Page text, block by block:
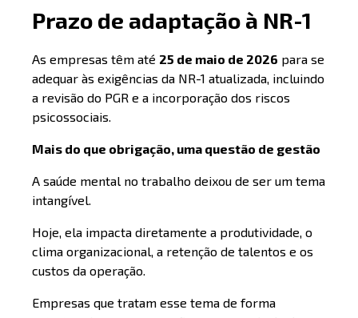
Prazo de adaptação à NR-1
As empresas têm até 25 de maio de 2026 para se
adequar às exigências da NR-1 atualizada, incluindo
a revisão do PGR e a incorporação dos riscos
psicossociais.
Mais do que obrigação, uma questão de gestão
A saúde mental no trabalho deixou de ser um tema
intangível.
Hoje, ela impacta diretamente a produtividade, o
clima organizacional, a retenção de talentos e os
custos da operação.
Empresas que tratam esse tema de forma